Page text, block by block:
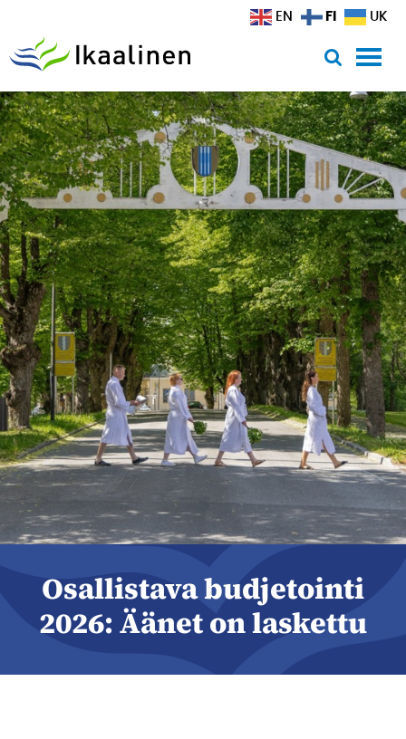
Osallistava budjetointi
2026: Äänet on laskettu
EN FI UK